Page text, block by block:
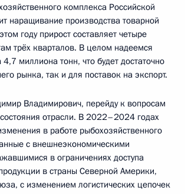
комплекса Российской
наращивание производства товарной
году прирост составляет четыре
трёх кварталов. В целом надеемся
миллиона тонн, что будет достаточно
рынка, так и для поставок на экспорт.
Владимирович, перейду к вопросам
отрасли. В 2022–2024 годах
в работе рыбохозяйственного
с внешнеэкономическими
в ограничениях доступа
в страны Северной Америки,
с изменением логистических цепочек